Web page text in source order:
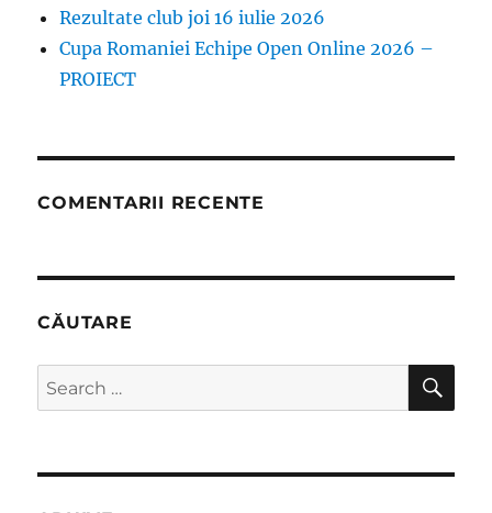
Rezultate club joi 16 iulie 2026
Cupa Romaniei Echipe Open Online 2026 –
PROIECT
COMENTARII RECENTE
CĂUTARE
Search
for: